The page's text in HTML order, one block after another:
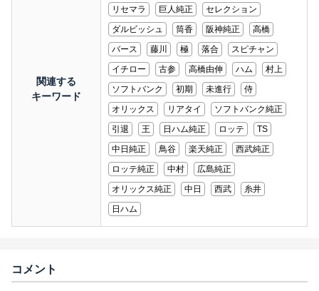
関連する
キーワード
リセマラ
巨人純正
セレクション
ダルビッシュ
筒香 阪神純正
高橋
バース
藤川 極 落合
スピチャン
イチロー
古参 高橋由伸 ハム
村上
ソフトバンク
初期 未進行
侍
オリックス
リアタイ
ソフトバンク純正
引退
王 日ハム純正 ロッテ
TS
中日純正
鳥谷 楽天純正
西武純正
ロッテ純正
中村
広島純正
オリックス純正
中日 西武
糸井
日ハム
コメント